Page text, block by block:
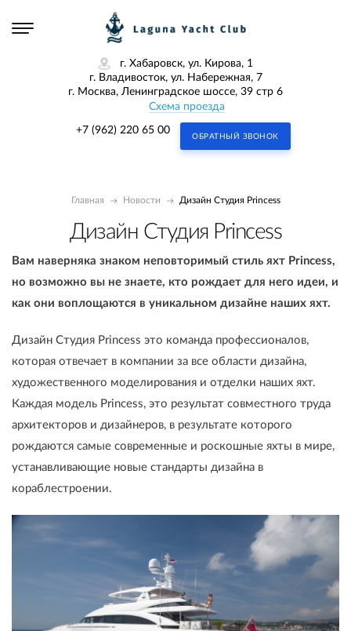
г. Хабаровск, ул. Кирова, 1
г. Владивосток, ул. Набережная, 7
г. Москва, Ленинградское шоссе, 39 стр 6
Схема проезда
+7 (962) 220 65 00
ОБРАТНЫЙ ЗВОНОК
Главная Новости Дизайн Студия Princess
Дизайн Студия Princess
Вам наверняка знаком неповторимый стиль яхт Princess,
но возможно вы не знаете, кто рождает для него идеи, и
как они воплощаются в уникальном дизайне наших яхт.
Дизайн Студия Princess это команда профессионалов,
которая отвечает в компании за все области дизайна,
художественного моделирования и отделки наших яхт.
Каждая модель Princess, это результат совместного труда
архитекторов и дизайнеров, в результате которого
рождаются самые современные и роскошные яхты в мире,
устанавливающие новые стандарты дизайна в
кораблестроении.